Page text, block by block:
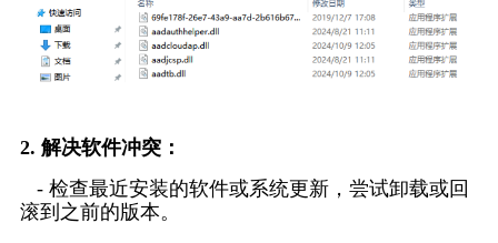
2. 解决软件冲突：
- 检查最近安装的软件或系统更新，尝试卸载或回
滚到之前的版本。